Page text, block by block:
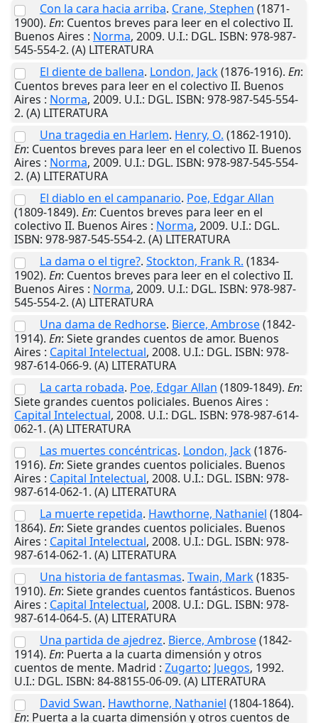
Con la cara hacia arriba. Crane, Stephen (1871-
1900). En: Cuentos breves para leer en el colectivo II.
Buenos Aires : Norma, 2009. U.I.: DGL. ISBN: 978-987-
545-554-2. (A) LITERATURA
El diente de ballena. London, Jack(1876-1916). En:
Cuentos breves para leer en el colectivo II. Buenos
Aires : Norma, 2009. U.I.: DGL. ISBN: 978-987-545-554-
2. (A) LITERATURA
Una tragedia en Harlem. Henry, O. (1862-1910).
En: Cuentos breves para leer en el colectivo II. Buenos
Aires : Norma, 2009. U.I.: DGL. ISBN: 978-987-545-554-
2. (A) LITERATURA
El diablo en el campanario. Poe, Edgar Allan
(1809-1849). En: Cuentos breves para leer en el
colectivo II. Buenos Aires : Norma, 2009. U.I.: DGL.
ISBN: 978-987-545-554-2. (A) LITERATURA
La dama o el tigre?. Stockton, Frank R. (1834-
1902). En: Cuentos breves para leer en el colectivo II.
Buenos Aires : Norma, 2009. U.I.: DGL. ISBN: 978-987-
545-554-2. (A) LITERATURA
Una dama de Redhorse. Bierce, Ambrose(1842-
1914). En: Siete grandes cuentos de amor. Buenos
Aires : Capital Intelectual, 2008. U.I.: DGL. ISBN: 978-
987-614-066-9. (A) LITERATURA
La carta robada. Poe, Edgar Allan (1809-1849). En:
Siete grandes cuentos policiales. Buenos Aires :
Capital Intelectual, 2008. U.I.: DGL. ISBN: 978-987-614-
062-1. (A) LITERATURA
Las muertes concéntricas. London, Jack(1876-
1916). En: Siete grandes cuentos policiales. Buenos
Aires : Capital Intelectual, 2008. U.I.: DGL. ISBN: 978-
987-614-062-1. (A) LITERATURA
La muerte repetida. Hawthorne, Nathaniel (1804-
1864). En: Siete grandes cuentos policiales. Buenos
Aires : Capital Intelectual, 2008. U.I.: DGL. ISBN: 978-
987-614-062-1. (A) LITERATURA
Una historia de fantasmas. Twain, Mark(1835-
1910). En: Siete grandes cuentos fantásticos. Buenos
Aires : Capital Intelectual, 2008. U.I.: DGL. ISBN: 978-
987-614-064-5. (A) LITERATURA
Una partida de ajedrez. Bierce, Ambrose(1842-
1914). En: Puerta a la cuarta dimensión y otros
cuentos de mente. Madrid : Zugarto; Juegos, 1992.
U.I.: DGL. ISBN: 84-88155-06-09. (A) LITERATURA
David Swan. Hawthorne, Nathaniel (1804-1864).
En: Puerta a la cuarta dimensión y otros cuentos de